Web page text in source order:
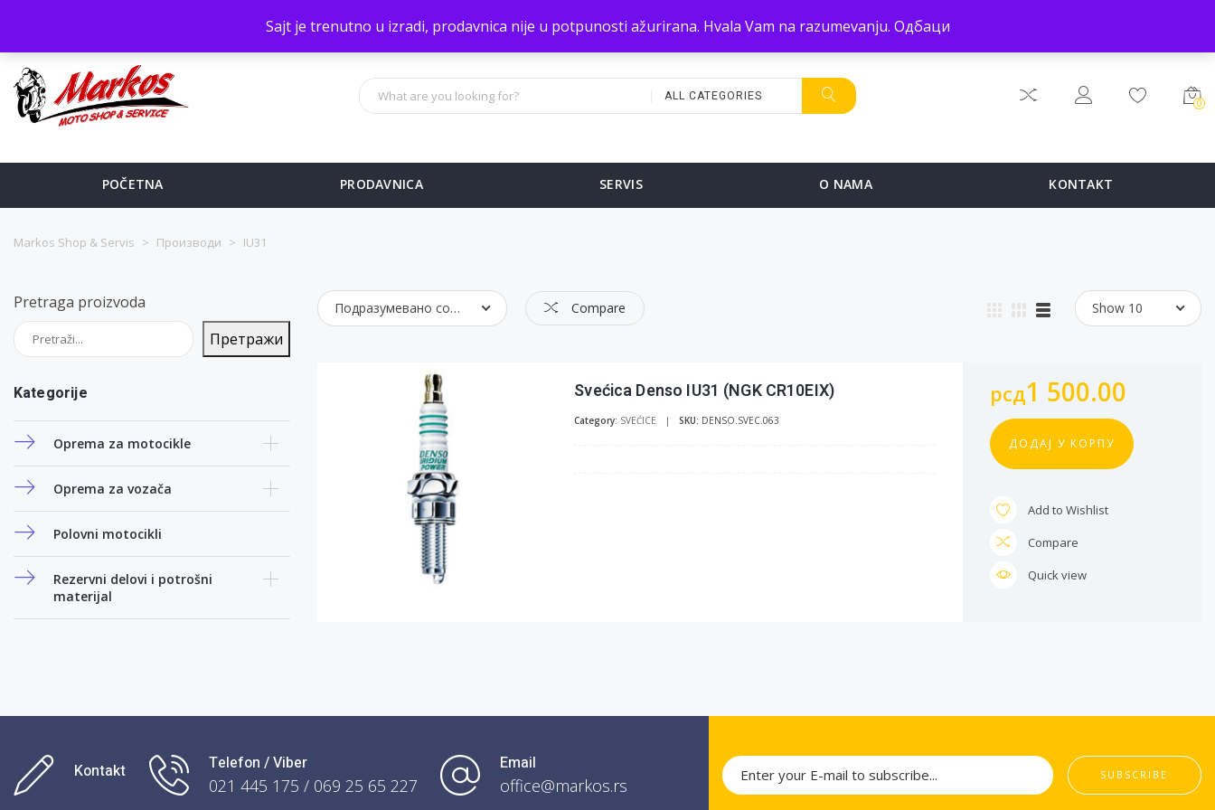
Sajt je trenutno u izradi, prodavnica nije u potpunosti ažurirana. Hvala Vam na razumevanju. Одбаци
POČETNA
ALL CATEGORIES 0
POČETNA PRODAVNICA SERVIS O NAMA KONTAKT
Markos Shop & Servis > Производи > IU31
Pretraga proizvoda
Претражи
Kategorije
Oprema za motocikle
Oprema za vozača
Polovni motocikli
Rezervni delovi i potrošni
materijal
Подразумевано сортирање Compare Show 10
Svećica Denso IU31 (NGK CR10EIX)
Category: SVEĆICE | SKU: DENSO.SVEC.063
рсд1 500.00
ДОДАЈ У КОРПУ
Add to Wishlist
Compare
Quick view
Kontakt
Telefon / Viber
021 445 175 / 069 25 65 227
Email
office@markos.rs
SUBSCRIBE